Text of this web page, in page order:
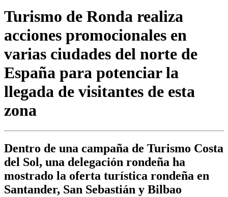
Turismo de Ronda realiza
acciones promocionales en
varias ciudades del norte de
España para potenciar la
llegada de visitantes de esta
zona
Dentro de una campaña de Turismo Costa
del Sol, una delegación rondeña ha
mostrado la oferta turística rondeña en
Santander, San Sebastián y Bilbao